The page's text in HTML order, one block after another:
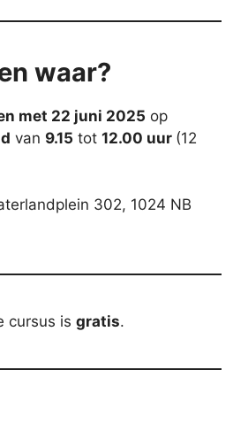
waar?
met 22 juni 2025 op
van 9.15 tot 12.00 uur (12
302, 1024 NB
cursus is gratis.